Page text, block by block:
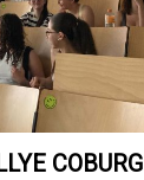
COBURG